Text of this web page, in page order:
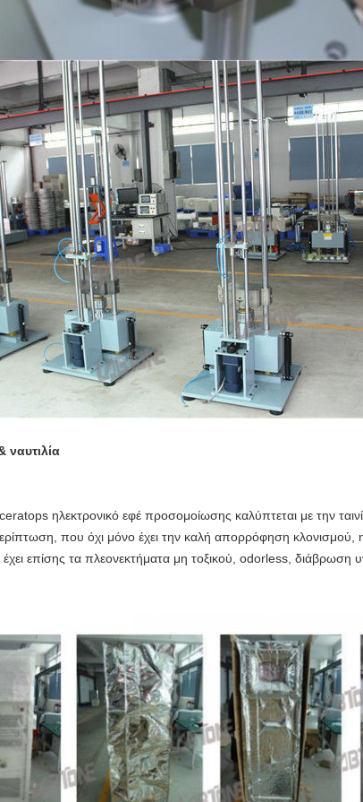
ναυτιλία
ηλεκτρονικό εφέ προσομοίωσης καλύπτεται με την
που όχι μόνο έχει την καλή απορρόφηση κλονισμού,
επίσης τα πλεονεκτήματα μη τοξικού, odorless, διάβρωση